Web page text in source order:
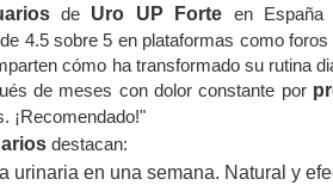
de Uro UP Forte en España
4.5 sobre 5 en plataformas como
cómo ha transformado su rutina
de meses con dolor constante por
¡Recomendado!"
destacan:
urinaria en una semana. Natural y